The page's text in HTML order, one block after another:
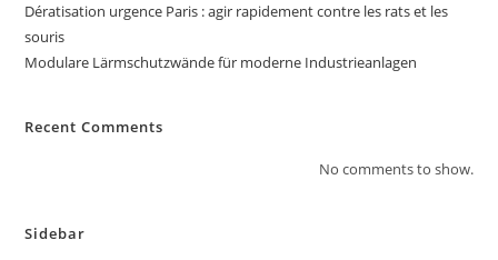
Dératisation urgence Paris : agir rapidement contre les rats et les
souris
Modulare Lärmschutzwände für moderne Industrieanlagen
Recent Comments
No comments to show.
Sidebar